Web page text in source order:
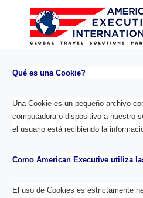
Qué es una Cookie?
Una Cookie es un pequeño archivo
computadora o dispositivo a nuestro
el usuario está recibiendo la
Como American Executive utiliza
El uso de Cookies es estrictamente